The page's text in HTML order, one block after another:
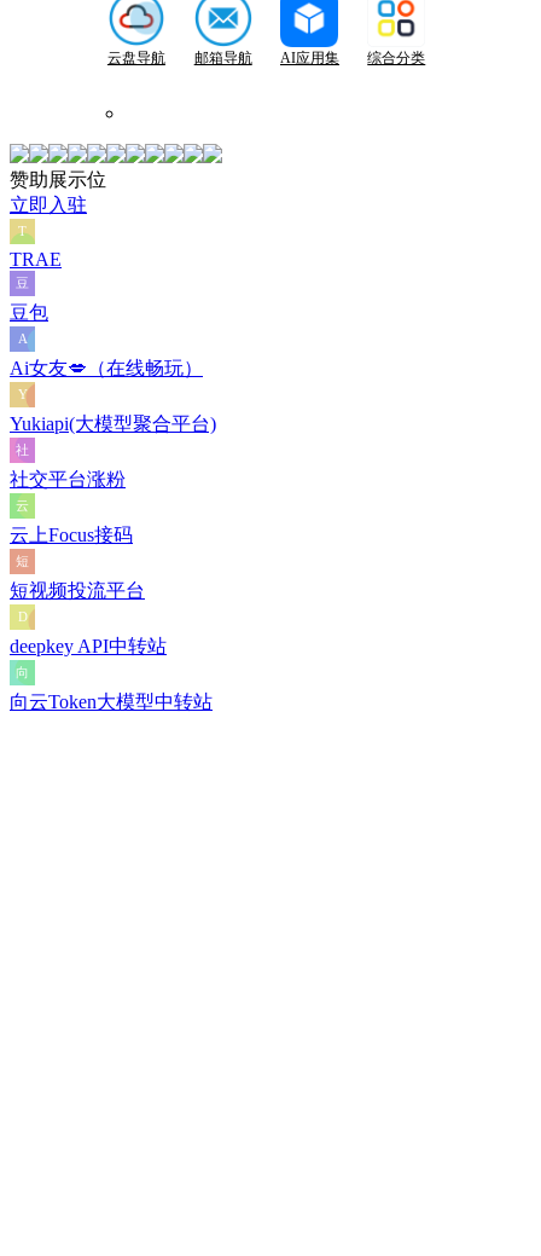
云盘导航 邮箱导航 AI应用集 综合分类
赞助展示位
立即入驻
TRAE
豆包
Ai女友💋（在线畅玩）
Yukiapi(大模型聚合平台)
社交平台涨粉
云上Focus接码
短视频投流平台
deepkey API中转站
向云Token大模型中转站